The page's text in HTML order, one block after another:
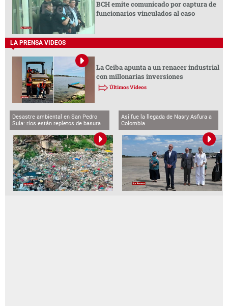
BCH emite comunicado por captura de
funcionarios vinculados al caso
LA PRENSA VIDEOS
La Ceiba apunta a un renacer industrial
con millonarias inversiones
Últimos Videos
Desastre ambiental en San Pedro
Sula: ríos están repletos de basura
Así fue la llegada de Nasry Asfura a
Colombia